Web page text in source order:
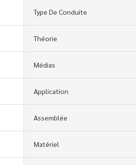
Type De Conduite
Théorie
Médias
Application
Assemblée
Matériel